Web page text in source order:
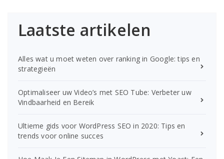
Laatste artikelen
Alles wat u moet weten over ranking in Google: tips en
strategieën
Optimaliseer uw Video’s met SEO Tube: Verbeter uw
Vindbaarheid en Bereik
Ultieme gids voor WordPress SEO in 2020: Tips en
trends voor online succes